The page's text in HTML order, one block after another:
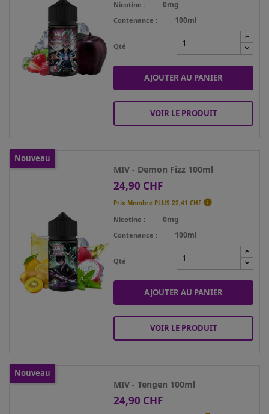
Nicotine 0mg
Contenance 100ml
Qté
AJOUTER AU PANIER
VOIR LE PRODUIT
MIV - Demon Fizz 100ml
Prix
24,90 CHF
Prix Membre PLUS22,41 CHF 
Nicotine 0mg
Contenance 100ml
Qté
AJOUTER AU PANIER
VOIR LE PRODUIT
Nouveau
MIV - Tengen 100ml
Prix
24,90 CHF
Nouveau